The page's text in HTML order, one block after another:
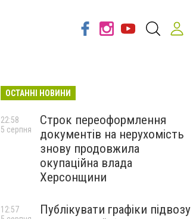
ОСТАННІ НОВИНИ
Строк переоформлення
документів на нерухомість
знову продовжила
окупаційна влада
Херсонщини
22:58
5 серпня
Публікувати графіки підвозу
12:57